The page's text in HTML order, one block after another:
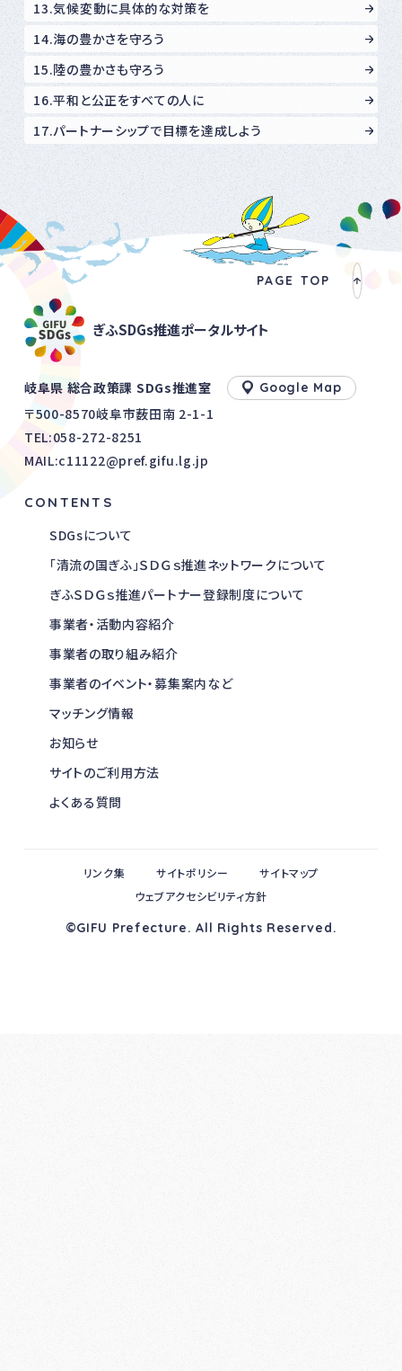
13.気候変動に具体的な対策を
14.海の豊かさを守ろう
15.陸の豊かさも守ろう
16.平和と公正をすべての人に
17.パートナーシップで目標を達成しよう
PAGE TOP
ぎふSDGs推進ポータルサイト
岐阜県 総合政策課 SDGs推進室 Google Map
〒500-8570岐阜市薮田南 2-1-1
TEL:058-272-8251
MAIL:c11122@pref.gifu.lg.jp
CONTENTS
SDGsについて
「清流の国ぎふ」ＳＤＧｓ推進ネットワークについて
ぎふＳＤＧｓ推進パートナー登録制度について
事業者・活動内容紹介
事業者の取り組み紹介
事業者のイベント・募集案内など
マッチング情報
お知らせ
サイトのご利用方法
よくある質問
©GIFU Prefecture. All Rights Reserved.
リンク集 サイトポリシー
サイトマップ
ウェブアクセシビリティ方針